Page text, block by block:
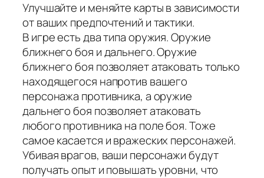
Улучшайте и меняйте карты в зависимости
от ваших предпочтений и тактики.
В игре есть два типа оружия. Оружие
ближнего боя и дальнего. Оружие
ближнего боя позволяет атаковать только
находящегося напротив вашего
персонажа противника, а оружие
дальнего боя позволяет атаковать
любого противника на поле боя. Тоже
самое касается и вражеских персонажей.
Убивая врагов, ваши персонажи будут
получать опыт и повышать уровни, что